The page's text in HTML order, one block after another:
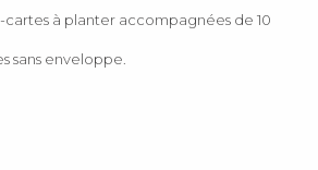
cartes à planter accompagnées de 10
sans enveloppe.